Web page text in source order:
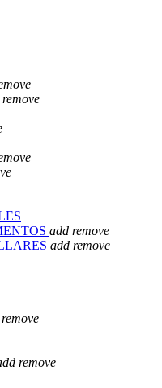
remove
add remove
add remove
remove
remove